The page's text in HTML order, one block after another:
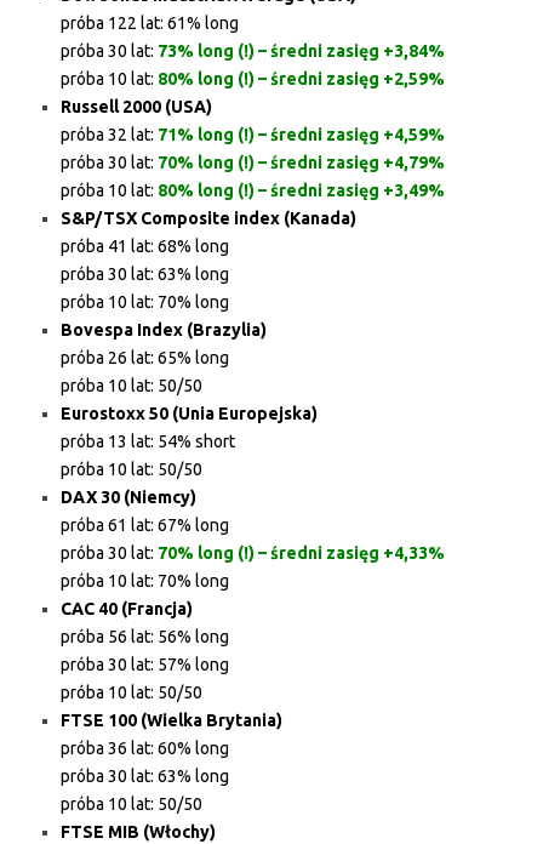
próba 122 lat: 61% long
próba 30 lat: 73% long (!) – średni zasięg +3,84%
próba 10 lat: 80% long (!) – średni zasięg +2,59%
Russell 2000 (USA)
próba 32 lat: 71% long (!) – średni zasięg +4,59%
próba 30 lat: 70% long (!) – średni zasięg +4,79%
próba 10 lat: 80% long (!) – średni zasięg +3,49%
S&P/TSX Composite index (Kanada)
próba 41 lat: 68% long
próba 30 lat: 63% long
próba 10 lat: 70% long
Bovespa Index (Brazylia)
próba 26 lat: 65% long
próba 10 lat: 50/50
Eurostoxx 50 (Unia Europejska)
próba 13 lat: 54% short
próba 10 lat: 50/50
DAX 30 (Niemcy)
próba 61 lat: 67% long
próba 30 lat: 70% long (!) – średni zasięg +4,33%
próba 10 lat: 70% long
CAC 40 (Francja)
próba 56 lat: 56% long
próba 30 lat: 57% long
próba 10 lat: 50/50
FTSE 100 (Wielka Brytania)
próba 36 lat: 60% long
próba 30 lat: 63% long
próba 10 lat: 50/50
FTSE MIB (Włochy)